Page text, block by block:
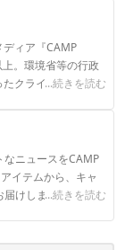
ィア『CAMP
。環境省等の行政
クライアントとの
...続きを読む
なニュースをCAMP
イテムから、キャ
届けします。...続きを読む
ル